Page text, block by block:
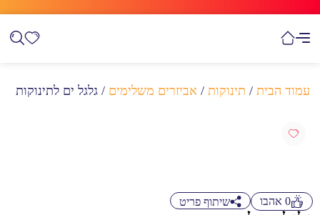
עמוד הבית / תינוקות / אביזרים משלימים / גלגל ים לתינוקות
0 אהבו שיתוף פריט